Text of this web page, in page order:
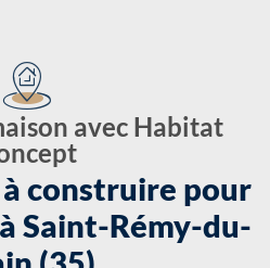
avec Habitat
construire pour
Saint-Rémy-du-